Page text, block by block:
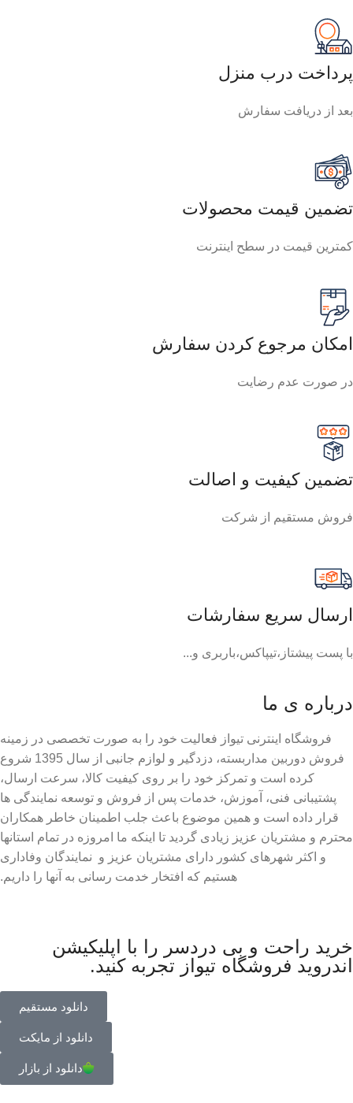
پرداخت درب منزل
بعد از دریافت سفارش
تضمین قیمت محصولات
کمترین قیمت در سطح اینترنت
امکان مرجوع کردن سفارش
در صورت عدم رضایت
تضمین کیفیت و اصالت
فروش مستقیم از شرکت
ارسال سریع سفارشات
با پست پیشتاز،تیپاکس،باربری و...
درباره ی ما
فروشگاه اینترنی تیواز فعالیت خود را به صورت تخصصی در زمینه
فروش دوربین مداربسته، دزدگیر و لوازم جانبی از سال 1395 شروع
کرده است و تمرکز خود را بر روی کیفیت کالا، سرعت ارسال،
پشتیبانی فنی، آموزش، خدمات پس از فروش و توسعه نمایندگی ها
قرار داده است و همین موضوع باعث جلب اطمینان خاطر همکاران
محترم و مشتریان عزیز زیادی گردید تا اینکه ما امروزه در تمام استانها
و اکثر شهرهای کشور دارای مشتریان عزیز و نمایندگان وفاداری
هستیم که افتخار خدمت رسانی به آنها را داریم.
خرید راحت و بی دردسر را با اپلیکیشن
اندروید فروشگاه تیواز تجربه کنید.
دانلود مستقیم
دانلود از مایکت
دانلود از بازار